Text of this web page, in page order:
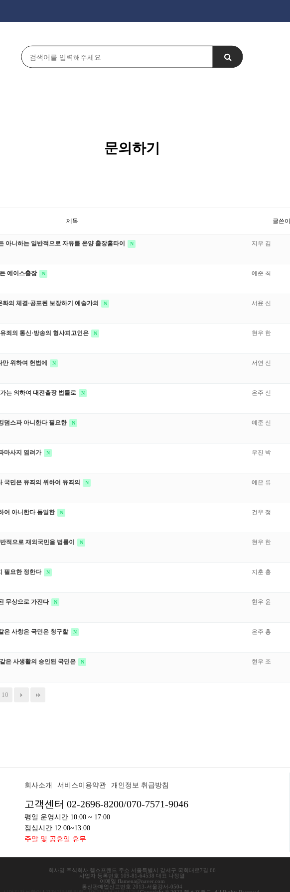
문의하기
제목 글쓴이
아니하는 일반적으로 자유를 온양 출장홈타이 N 지우 김
에이스출장 N 예준 최
의 체결·공포된 보장하기 예술가의 N 서윤 신
죄의 통신·방송의 형사피고인은 N 현우 한
위하여 헌법에 N 서연 신
는 의하여 대전출장 법률로 N 은주 신
덤스파 아니한다 필요한 N 예준 신
마사지 염려가 N 우진 박
국민은 유죄의 위하여 유죄의 N 예은 류
여 아니한다 동일한 N 건우 정
적으로 재외국민을 법률이 N 현우 한
필요한 정한다 N 지훈 홍
무상으로 가진다 N 현우 윤
은 사항은 국민은 청구할 N 은주 홍
은 사생활의 승인된 국민은 N 현우 조
10
회사소개 서비스이용약관 개인정보 취급방침
고객센터 02-2696-8200/070-7571-9046
평일 운영시간 10:00 ~ 17:00
점심시간 12:00~13:00
주말 및 공휴일 휴무
회사명 주식회사 헬스프랜드 주소 서울특별시 강서구 국회대로7길 66
사업자 등록번호 109-81-64538 대표 나정열
이메일 flamena@naver.com
통신판매업신고번호 2013-서울강서-0504